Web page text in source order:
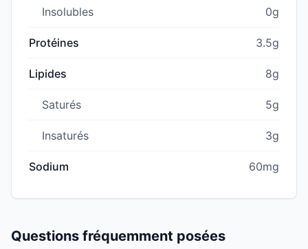
Insolubles 0g
Protéines 3.5g
Lipides 8g
Saturés 5g
Insaturés 3g
Sodium 60mg
Questions fréquemment posées